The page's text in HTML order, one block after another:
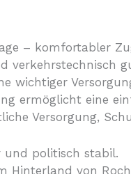
– komfortabler
verkehrstechnisch
wichtiger
ermöglicht eine
Versorgung,
und politisch stabil.
Hinterland von